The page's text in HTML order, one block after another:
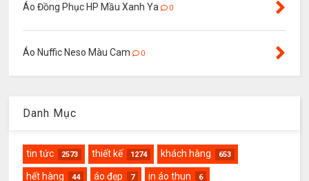
Áo Đồng Phục HP Mầu Xanh Ya 0
Áo Nuffic Neso Màu Cam 0
Danh Mục
tin tức 2573 thiết kế 1274 khách hàng 653
hết hàng 44 áo đẹp 7 in áo thun 6